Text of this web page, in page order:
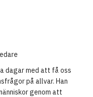
dagar med att få oss
på allvar. Han
genom att